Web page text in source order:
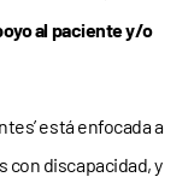
al paciente y/o
está enfocada a
con discapacidad, y